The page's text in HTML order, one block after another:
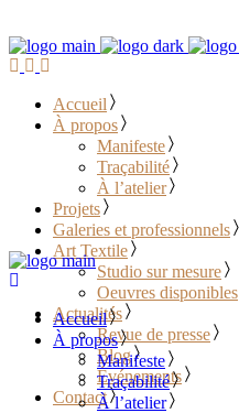
Accueil
À propos
Manifeste
Traçabilité
À l’atelier
Projets
Galeries et professionnels
Art Textile
Studio sur mesure
Oeuvres disponibles
Actualités
Revue de presse
Blog
Événements
Contact
Accueil
À propos
Manifeste
Traçabilité
À l’atelier